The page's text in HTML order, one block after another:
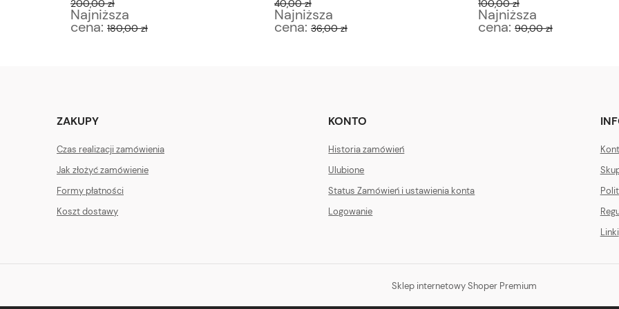
200,00 zł
Najniższa
cena: 180,00 zł
40,00 zł
Najniższa
cena: 36,00 zł
100,00 zł
Najniższa
cena: 90,00 zł
ZAKUPY
Czas realizacji zamówienia
Jak złożyć zamówienie
Formy płatności
Koszt dostawy
KONTO
Historia zamówień
Ulubione
Status Zamówień i ustawienia konta
Logowanie
Linki
Sklep internetowy Shoper Premium